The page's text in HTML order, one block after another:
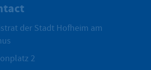
der Stadt Hofheim am
2